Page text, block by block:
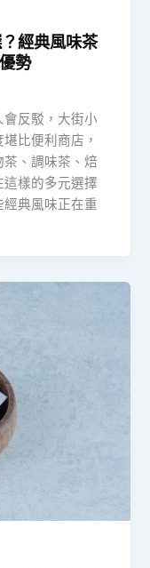
經典風味茶
勢
反駁，大街小
比便利商店，
、調味茶、焙
樣的多元選擇
典風味正在重